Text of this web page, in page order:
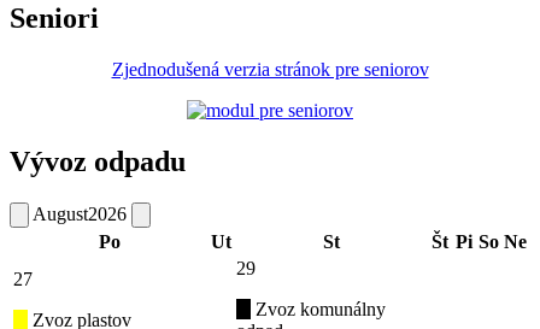
Seniori
Zjednodušená verzia stránok pre seniorov
Vývoz odpadu
August2026
Po
Ut St Št Pi So Ne
27
Zvoz plastov
29
Zvoz komunálny